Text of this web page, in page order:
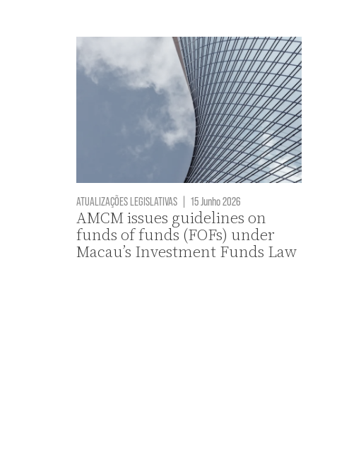
ATUALIZAÇÕES LEGISLATIVAS | 15 Junho 2026
AMCM issues guidelines on
funds of funds (FOFs) under
Macau’s Investment Funds Law